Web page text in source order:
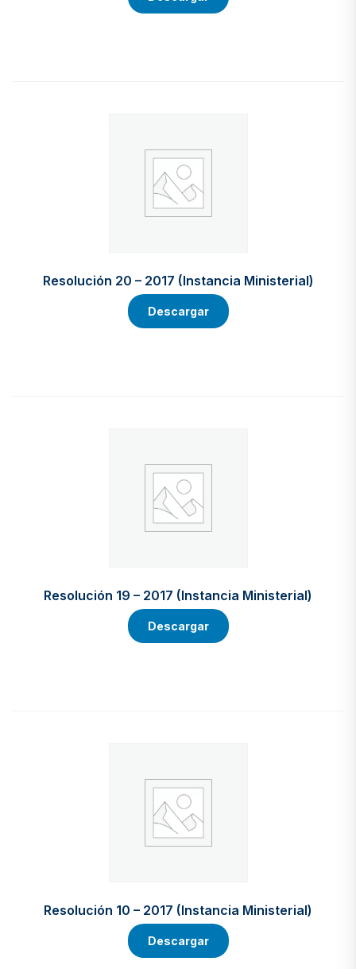
Resolución 20 – 2017 (Instancia Ministerial)
Descargar
Resolución 19 – 2017 (Instancia Ministerial)
Descargar
Resolución 10 – 2017 (Instancia Ministerial)
Descargar